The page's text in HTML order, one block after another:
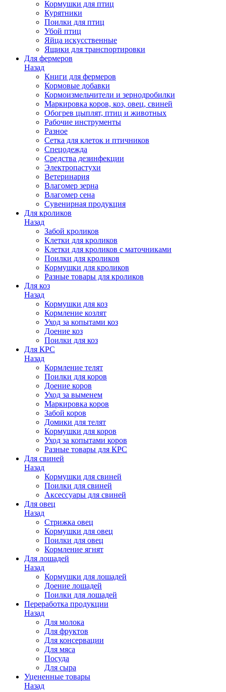
Кормушки для птиц
Курятники
Поилки для птиц
Убой птиц
Яйца искусственные
Ящики для транспортировки
Для фермеров
Назад
Книги для фермеров
Кормовые добавки
Кормоизмельчители и зернодробилки
Маркировка коров, коз, овец, свиней
Обогрев цыплят, птиц и животных
Рабочие инструменты
Разное
Сетка для клеток и птичников
Спецодежда
Средства дезинфекции
Электропастухи
Ветеринария
Влагомер зерна
Влагомер сена
Сувенирная продукция
Для кроликов
Назад
Забой кроликов
Клетки для кроликов
Клетки для кроликов с маточниками
Поилки для кроликов
Кормушки для кроликов
Разные товары для кроликов
Для коз
Назад
Кормушки для коз
Кормление козлят
Уход за копытами коз
Доение коз
Поилки для коз
Для КРС
Назад
Кормление телят
Поилки для коров
Доение коров
Уход за выменем
Маркировка коров
Забой коров
Домики для телят
Кормушки для коров
Уход за копытами коров
Разные товары для КРС
Для свиней
Назад
Кормушки для свиней
Поилки для свиней
Аксессуары для свиней
Для овец
Назад
Стрижка овец
Кормушки для овец
Поилки для овец
Кормление ягнят
Для лошадей
Назад
Кормушки для лошадей
Доение лошадей
Поилки для лошадей
Переработка продукции
Назад
Для молока
Для фруктов
Для консервации
Для мяса
Посуда
Для сыра
Уцененные товары
Назад